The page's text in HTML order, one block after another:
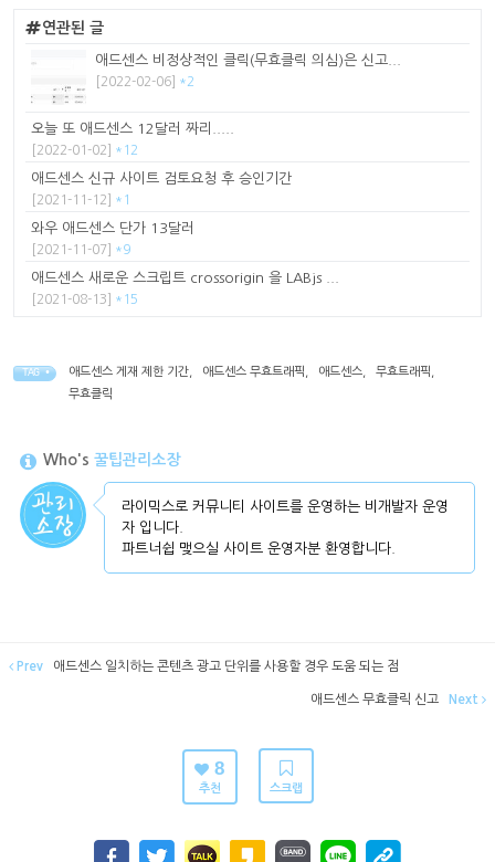
연관된 글
애드센스 비정상적인 클릭(무효클릭 의심)은 신고...
[2022-02-06] *2
오늘 또 애드센스 12달러 짜리.....
[2022-01-02] *12
애드센스 신규 사이트 검토요청 후 승인기간
[2021-11-12] *1
와우 애드센스 단가 13달러
[2021-11-07] *9
애드센스 새로운 스크립트 crossorigin 을 LABjs ...
[2021-08-13] *15
TAG • 애드센스 게재 제한 기간 애드센스 무효트래픽 애드센스 무효트래픽
무효클릭
Who's 꿀팁관리소장
라이믹스로 커뮤니티 사이트를 운영하는 비개발자 운영
자 입니다.
파트너쉽 맺으실 사이트 운영자분 환영합니다.
Prev 애드센스 일치하는 콘텐츠 광고 단위를 사용할 경우 도움 되는 점
애드센스 무효클릭 신고 Next
8
추천 스크랩